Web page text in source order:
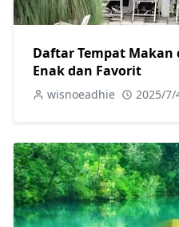
Daftar Tempat Makan
Enak dan Favorit
wisnoeadhie 2025/7/